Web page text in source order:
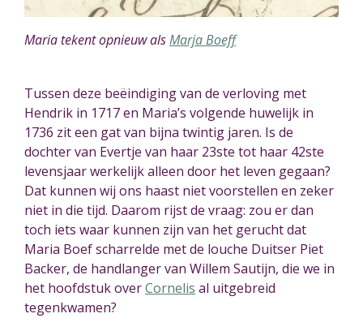
Maria tekent opnieuw alsMarja Boeff
Tussen deze beëindiging van de verloving met
Hendrik in 1717 en Maria’s volgende huwelijk in
1736 zit een gat van bijna twintig jaren. Is de
dochter van Evertje van haar 23ste tot haar 42ste
levensjaar werkelijk alleen door het leven gegaan?
Dat kunnen wij ons haast niet voorstellen en zeker
niet in die tijd. Daarom rijst de vraag: zou er dan
toch iets waar kunnen zijn van het gerucht dat
Maria Boef scharrelde met de louche Duitser Piet
Backer, de handlanger van Willem Sautijn, die we in
het hoofdstuk overCornelis al uitgebreid
tegenkwamen?